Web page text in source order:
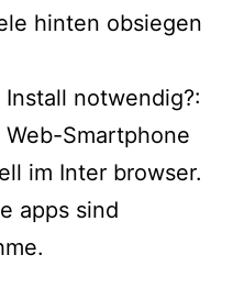
hinten obsiegen
notwendig?:
Smartphone
im Inter browser.
apps sind